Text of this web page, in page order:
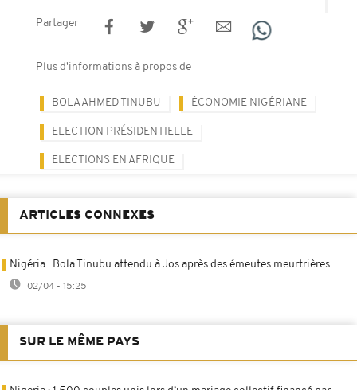
Partager
Plus d'informations à propos de
BOLA AHMED TINUBU ÉCONOMIE NIGÉRIANE
ELECTION PRÉSIDENTIELLE
ELECTIONS EN AFRIQUE
ARTICLES CONNEXES
Nigéria : Bola Tinubu attendu à Jos après des émeutes meurtrières
02/04 - 15:25
SUR LE MÊME PAYS